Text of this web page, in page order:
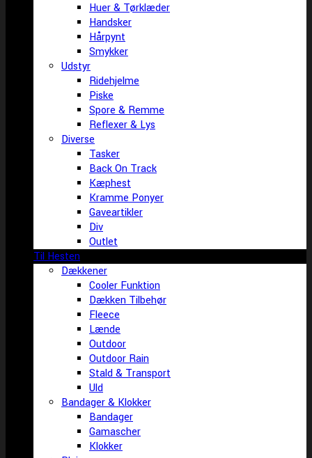
Huer & Tørklæder
Handsker
Hårpynt
Smykker
Udstyr
Ridehjelme
Piske
Spore & Remme
Reflexer & Lys
Diverse
Tasker
Back On Track
Kæphest
Kramme Ponyer
Gaveartikler
Div
Outlet
Til Hesten
Dækkener
Cooler Funktion
Dækken Tilbehør
Fleece
Lænde
Outdoor
Outdoor Rain
Stald & Transport
Uld
Bandager & Klokker
Bandager
Gamascher
Klokker